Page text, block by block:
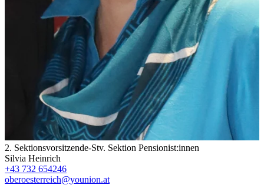
2. Sektionsvorsitzende-Stv. Sektion Pensionist:innen
Silvia Heinrich
+43 732 654246
oberoesterreich@younion.at